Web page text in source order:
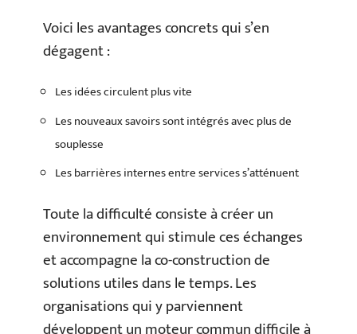
Voici les avantages concrets qui s’en
dégagent :
Les idées circulent plus vite
Les nouveaux savoirs sont intégrés avec plus de
souplesse
Les barrières internes entre services s’atténuent
Toute la difficulté consiste à créer un
environnement qui stimule ces échanges
et accompagne la co-construction de
solutions utiles dans le temps. Les
organisations qui y parviennent